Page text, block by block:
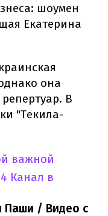
шоумен
Екатерина
она
В
"Текила-
важной
Канал в
Паши / Видео с